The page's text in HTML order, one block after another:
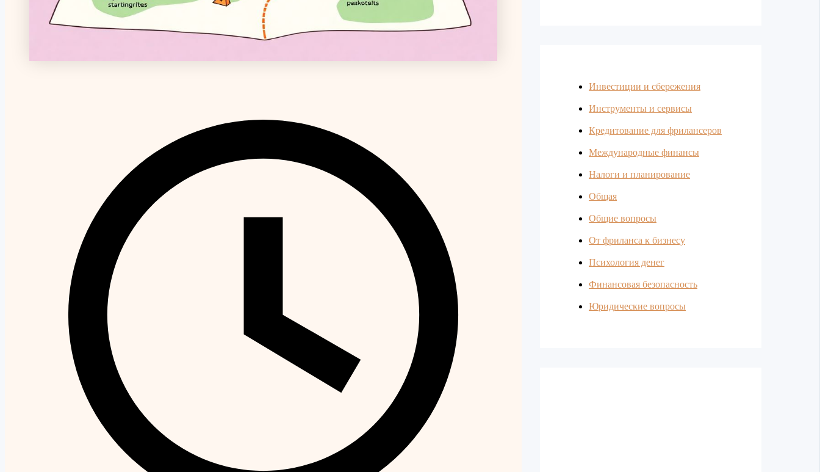
Инвестиции и сбережения
Инструменты и сервисы
Кредитование для фрилансеров
Международные финансы
Налоги и планирование
Общая
Общие вопросы
От фриланса к бизнесу
Психология денег
Финансовая безопасность
Юридические вопросы